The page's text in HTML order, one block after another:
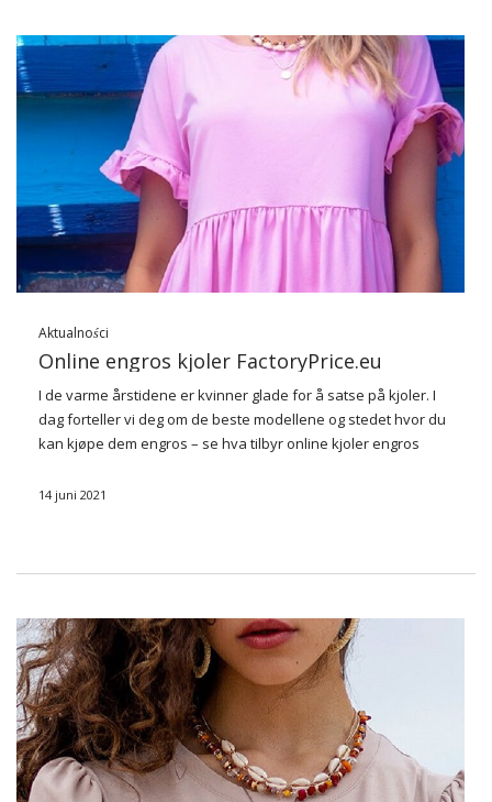
Aktualności
Online engros kjoler FactoryPrice.eu
I de varme årstidene er kvinner glade for å satse på kjoler. I
dag forteller vi deg om de beste modellene og stedet hvor du
kan kjøpe dem engros – se hva tilbyr online kjoler engros
En rekke
14 juni 2021